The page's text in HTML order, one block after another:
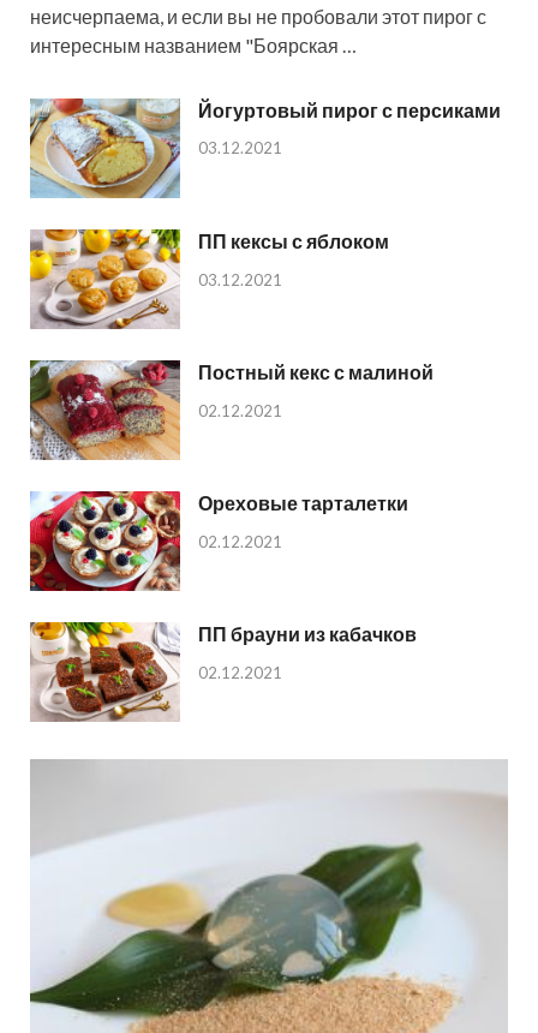
неисчерпаема, и если вы не пробовали этот пирог с
интересным названием "Боярская …
Йогуртовый пирог с персиками
03.12.2021
ПП кексы с яблоком
03.12.2021
Постный кекс с малиной
02.12.2021
Ореховые тарталетки
02.12.2021
ПП брауни из кабачков
02.12.2021